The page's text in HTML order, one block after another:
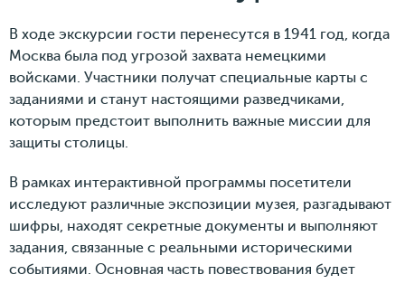
В ходе экскурсии гости перенесутся в 1941 год, когда
Москва была под угрозой захвата немецкими
войсками. Участники получат специальные карты с
заданиями и станут настоящими разведчиками,
которым предстоит выполнить важные миссии для
защиты столицы.
В рамках интерактивной программы посетители
исследуют различные экспозиции музея, разгадывают
шифры, находят секретные документы и выполняют
задания, связанные с реальными историческими
событиями. Основная часть повествования будет